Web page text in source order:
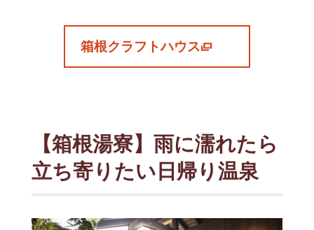
箱根クラフトハウス
【箱根湯寮】雨に濡れたら
立ち寄りたい日帰り温泉